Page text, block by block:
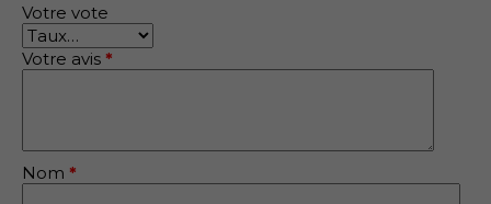
Votre vote
Votre avis *
Nom *